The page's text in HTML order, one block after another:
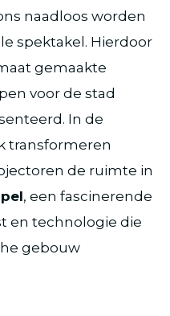
naadloos worden
spektakel. Hierdoor
gemaakte
voor de stad
In de
transformeren
de ruimte in
, een fascinerende
en technologie die
gebouw